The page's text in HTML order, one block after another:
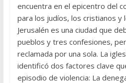
encuentra en el epicentro del
para los judíos, los cristianos y
Jerusalén es una ciudad que
pueblos y tres confesiones,
reclamada por una sola. La
identificó dos factores clave
episodio de violencia: La